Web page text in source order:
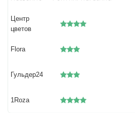
Центр
цветов
Flora
Гульдер24
1Roza